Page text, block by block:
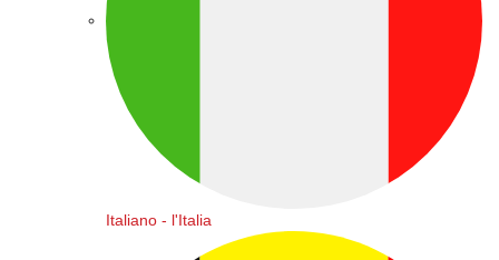
Italiano - l'Italia